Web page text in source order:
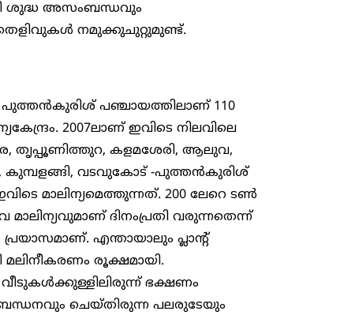
ശുദ്ധ അസംബന്ധവും
നമുക്കുചുറ്റുമുണ്ട്.
പഞ്ചായത്തിലാണ് 110
2007ലാണ് ഇവിടെ നിലവിലെ
തൃപ്പൂണിത്തുറ, കളമശേരി, ആലുവ,
കുമ്പളങ്ങി, വടവുകോട് -പുത്തൻകുരിശ്
മാലിന്യമെത്തുന്നത്. 200 ലേറെ ടൺ
ദിനംപ്രതി വരുന്നതെന്ന്
എന്തായാലും പ്ലാന്റ്
മലിനീകരണം രൂക്ഷമായി.
ഭക്ഷണം
ചെയ്തിരുന്ന പലരുടേയും